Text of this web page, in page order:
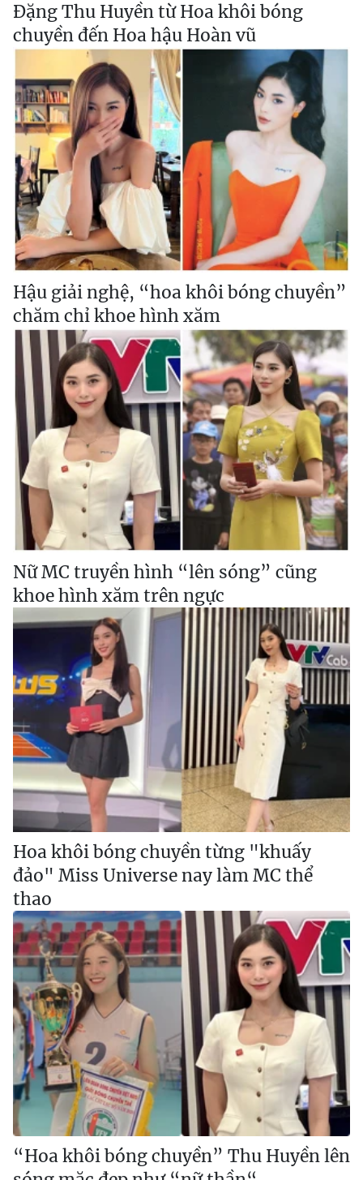
Đặng Thu Huyền từ Hoa khôi bóng
chuyền đến Hoa hậu Hoàn vũ
Hậu giải nghệ, “hoa khôi bóng chuyền”
chăm chỉ khoe hình xăm
Nữ MC truyền hình “lên sóng” cũng
khoe hình xăm trên ngực
Hoa khôi bóng chuyền từng "khuấy
đảo" Miss Universe nay làm MC thể
thao
“Hoa khôi bóng chuyền” Thu Huyền lên